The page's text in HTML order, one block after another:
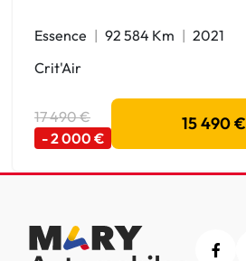
Essence 92 584 Km
2021
Crit'Air
17 490 €
- 2 000 €
15 490 €